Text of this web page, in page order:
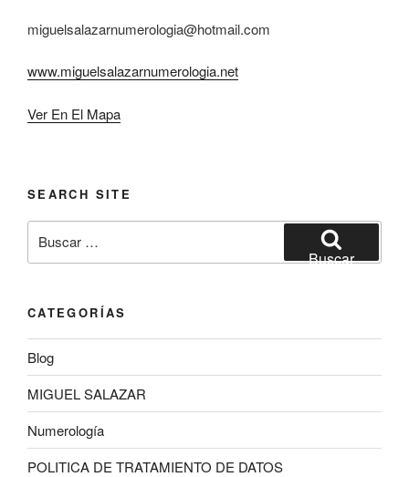
miguelsalazarnumerologia@hotmail.com
www.miguelsalazarnumerologia.net
Ver En El Mapa
SEARCH SITE
por:
Buscar
CATEGORÍAS
Blog
MIGUEL SALAZAR
Numerología
POLITICA DE TRATAMIENTO DE DATOS